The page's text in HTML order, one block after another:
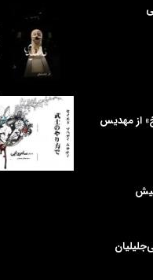
از مهدیس